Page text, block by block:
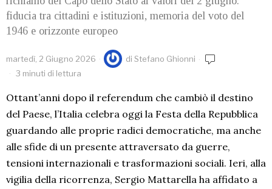
fiducia tra cittadini e istituzioni, memoria del voto del
1946 e orizzonte europeo
martedì, 2 Giugno 2026 di Stefano Ghionni
3 minuti di lettura
Ottant’anni dopo il referendum che cambiò il destino
del Paese, l’Italia celebra oggi la Festa della Repubblica
guardando alle proprie radici democratiche, ma anche
alle sfide di un presente attraversato da guerre,
tensioni internazionali e trasformazioni sociali. Ieri, alla
vigilia della ricorrenza, Sergio Mattarella ha affidato a